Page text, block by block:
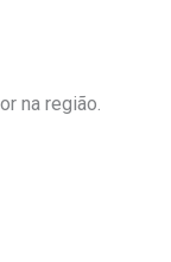
na região.